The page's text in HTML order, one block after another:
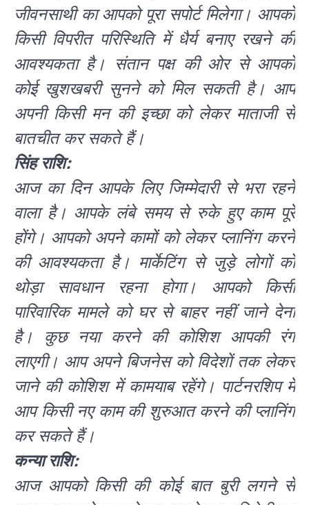
जीवनसाथी का आपको पूरा सपोर्ट मिलेगा। आपको
किसी विपरीत परिस्थिति में धैर्य बनाए रखने की
आवश्यकता है। संतान पक्ष की ओर से आपको
कोई खुशखबरी सुनने को मिल सकती है। आप
अपनी किसी मन की इच्छा को लेकर माताजी से
बातचीत कर सकते हैं।
सिंह राशि:
आज का दिन आपके लिए जिम्मेदारी से भरा रहने
वाला है। आपके लंबे समय से रुके हुए काम पूरे
होंगे। आपको अपने कामों को लेकर प्लानिंग करने
की आवश्यकता है। मार्केटिंग से जुड़े लोगों को
थोड़ा सावधान रहना होगा। आपको किसी
पारिवारिक मामले को घर से बाहर नहीं जाने देना
है। कुछ नया करने की कोशिश आपकी रंग
लाएगी। आप अपने बिजनेस को विदेशों तक लेकर
जाने की कोशिश में कामयाब रहेंगे। पार्टनरशिप में
आप किसी नए काम की शुरुआत करने की प्लानिंग
कर सकते हैं।
कन्या राशि:
आज आपको किसी की कोई बात बुरी लगने से